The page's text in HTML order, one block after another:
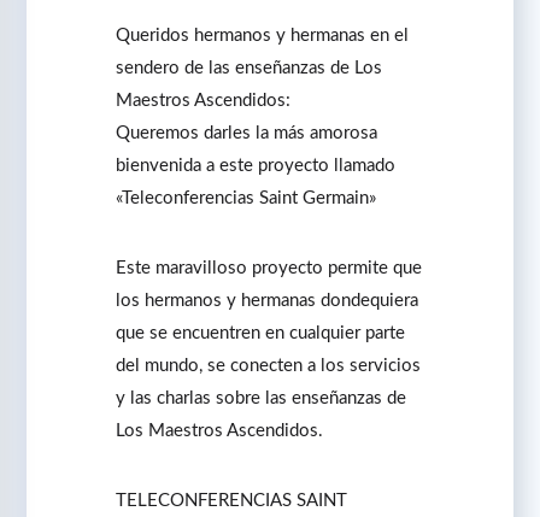
Queridos hermanos y hermanas en el
sendero de las enseñanzas de Los
Maestros Ascendidos:
Queremos darles la más amorosa
bienvenida a este proyecto llamado
«Teleconferencias Saint Germain»
Este maravilloso proyecto permite que
los hermanos y hermanas dondequiera
que se encuentren en cualquier parte
del mundo, se conecten a los servicios
y las charlas sobre las enseñanzas de
Los Maestros Ascendidos.
TELECONFERENCIAS SAINT